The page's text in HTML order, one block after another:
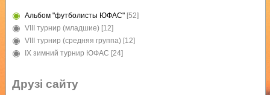
Альбом "футболисты ЮФАС" [52]
VIII турнир (младшие) [12]
VIII турнир (средняя группа) [12]
IX зимний турнир ЮФАС [24]
Друзі сайту